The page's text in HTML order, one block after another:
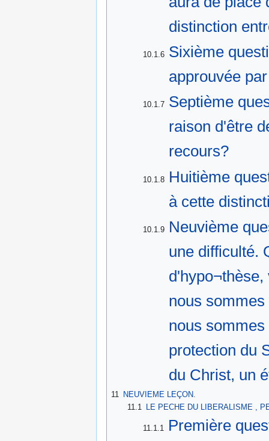
distinction
10.1.6 Sixième
approuvée
10.1.7 Septième
raison d'être
recours?
10.1.8 Huitième
à cette
10.1.9 Neuvième
une difficulté.
nous
nous
protection du
du Christ, un
11 NEUVIEME LEÇON.
11.1
LE PECHE DU LIBERALISME ,
11.1.1 Première